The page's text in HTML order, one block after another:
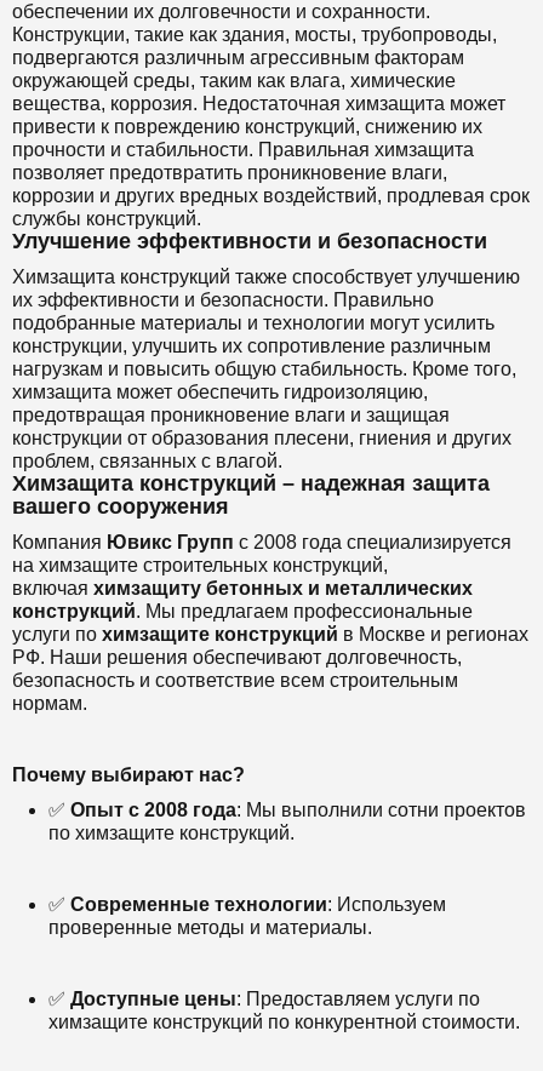
обеспечении их долговечности и сохранности.
Конструкции, такие как здания, мосты, трубопроводы,
подвергаются различным агрессивным факторам
окружающей среды, таким как влага, химические
вещества, коррозия. Недостаточная химзащита может
привести к повреждению конструкций, снижению их
прочности и стабильности. Правильная химзащита
позволяет предотвратить проникновение влаги,
коррозии и других вредных воздействий, продлевая срок
службы конструкций.
Улучшение эффективности и безопасности
Химзащита конструкций также способствует улучшению
их эффективности и безопасности. Правильно
подобранные материалы и технологии могут усилить
конструкции, улучшить их сопротивление различным
нагрузкам и повысить общую стабильность. Кроме того,
химзащита может обеспечить гидроизоляцию,
предотвращая проникновение влаги и защищая
конструкции от образования плесени, гниения и других
проблем, связанных с влагой.
Химзащита конструкций – надежная защита
вашего сооружения
Компания Ювикс Групп с 2008 года специализируется
на химзащите строительных конструкций,
включая химзащиту бетонных и металлических
конструкций. Мы предлагаем профессиональные
услуги по химзащите конструкций в Москве и регионах
РФ. Наши решения обеспечивают долговечность,
безопасность и соответствие всем строительным
нормам.
Почему выбирают нас?
✅ Опыт с 2008 года: Мы выполнили сотни проектов
по химзащите конструкций.
✅ Современные технологии: Используем
проверенные методы и материалы.
✅ Доступные цены: Предоставляем услуги по
химзащите конструкций по конкурентной стоимости.